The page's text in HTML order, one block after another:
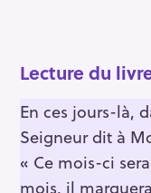
Lecture du livre
En ces jours-là,
Seigneur dit à
« Ce mois-ci
mois, il